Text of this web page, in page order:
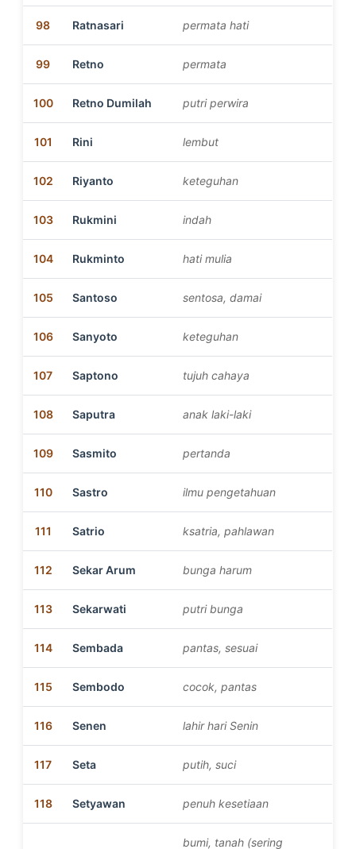
98 Ratnasari permata hati
99 Retno permata
100 Retno Dumilah putri perwira
101 Rini lembut
102 Riyanto keteguhan
103 Rukmini indah
104 Rukminto hati mulia
105 Santoso sentosa, damai
106 Sanyoto keteguhan
107 Saptono tujuh cahaya
108 Saputra anak laki-laki
109 Sasmito pertanda
110 Sastro ilmu pengetahuan
111 Satrio ksatria, pahlawan
112 Sekar Arum bunga harum
113 Sekarwati putri bunga
114 Sembada pantas, sesuai
115 Sembodo cocok, pantas
116 Senen lahir hari Senin
117 Seta putih, suci
118 Setyawan penuh kesetiaan
bumi, tanah (sering